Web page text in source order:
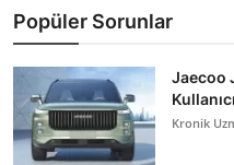
Popüler Sorunlar
Jaecoo
Kronik